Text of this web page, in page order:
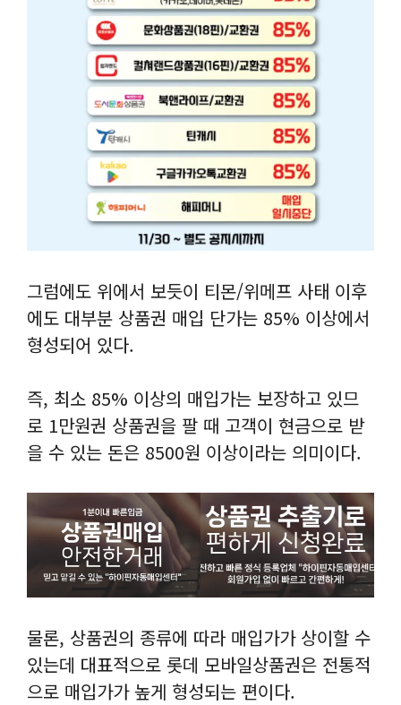
그럼에도 위에서 보듯이 티몬/위메프 사태 이후
에도 대부분 상품권 매입 단가는 85% 이상에서
형성되어 있다.
즉, 최소 85% 이상의 매입가는 보장하고 있므
로 1만원권 상품권을 팔 때 고객이 현금으로 받
을 수 있는 돈은 8500원 이상이라는 의미이다.
물론, 상품권의 종류에 따라 매입가가 상이할 수
있는데 대표적으로 롯데 모바일상품권은 전통적
으로 매입가가 높게 형성되는 편이다.